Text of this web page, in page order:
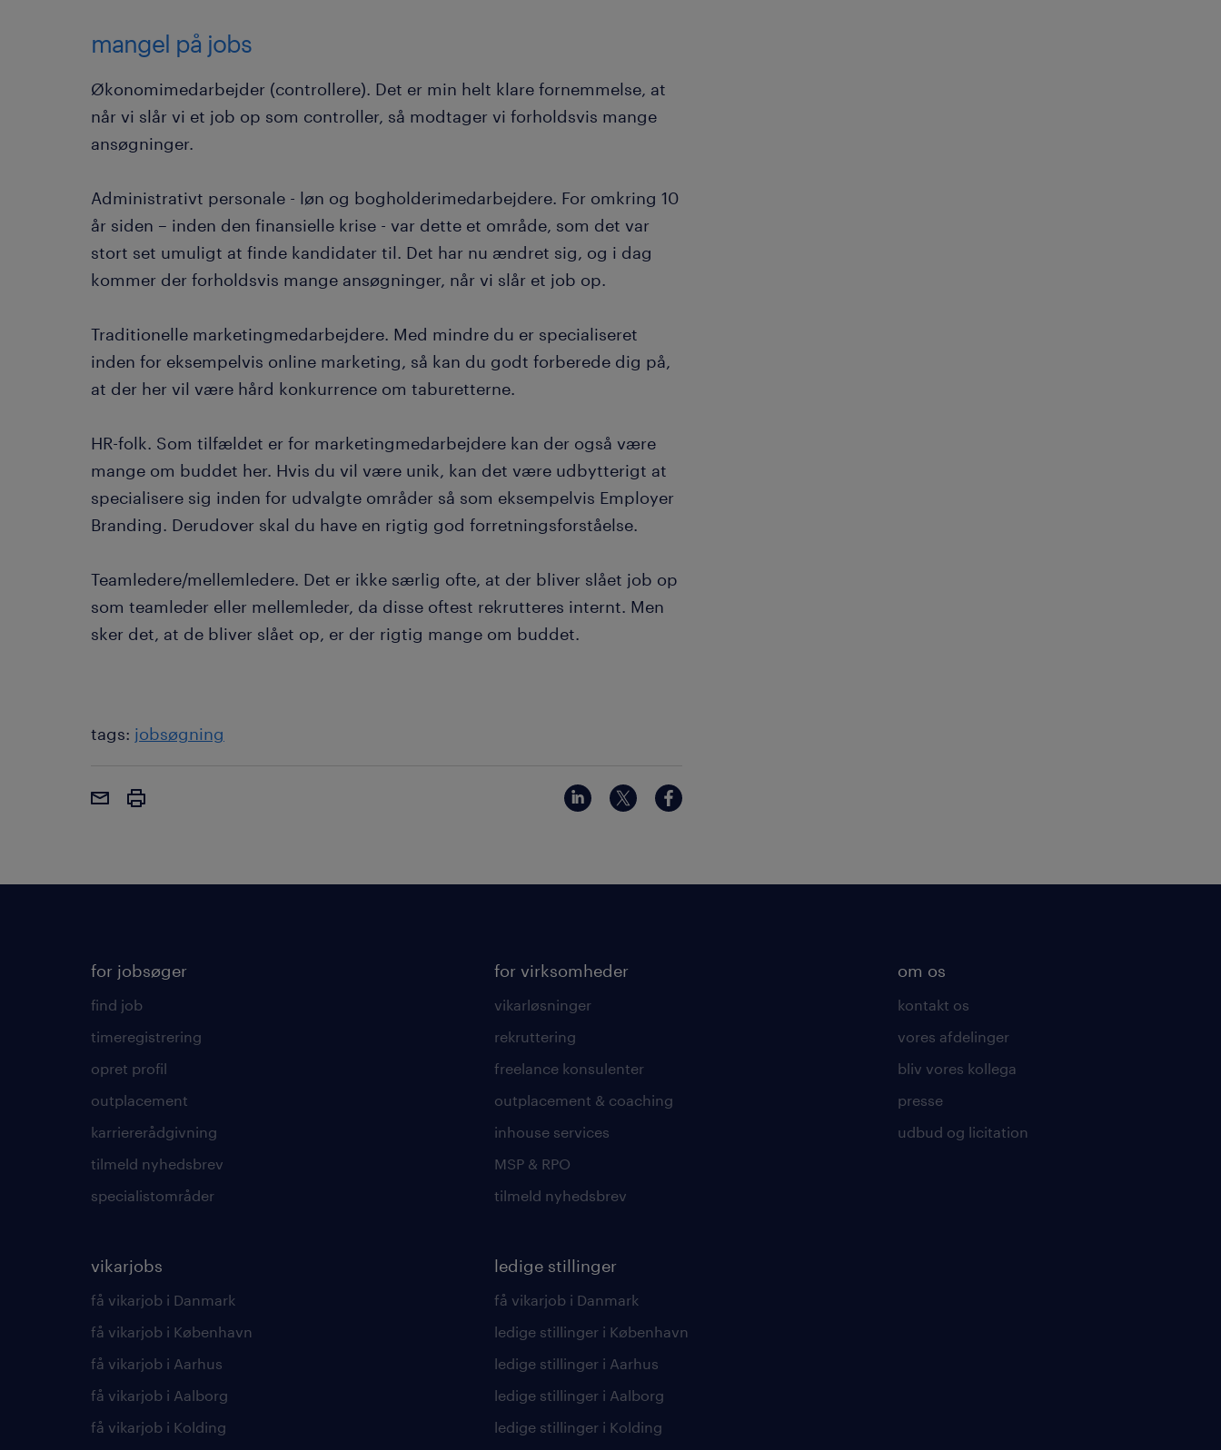
mangel på jobs
Økonomimedarbejder (controllere). Det er min helt klare fornemmelse, at
når vi slår vi et job op som controller, så modtager vi forholdsvis mange
ansøgninger.
Administrativt personale - løn og bogholderimedarbejdere. For omkring 10
år siden – inden den finansielle krise - var dette et område, som det var
stort set umuligt at finde kandidater til. Det har nu ændret sig, og i dag
kommer der forholdsvis mange ansøgninger, når vi slår et job op.
Traditionelle marketingmedarbejdere. Med mindre du er specialiseret
inden for eksempelvis online marketing, så kan du godt forberede dig på,
at der her vil være hård konkurrence om taburetterne.
HR-folk. Som tilfældet er for marketingmedarbejdere kan der også være
mange om buddet her. Hvis du vil være unik, kan det være udbytterigt at
specialisere sig inden for udvalgte områder så som eksempelvis Employer
Branding. Derudover skal du have en rigtig god forretningsforståelse.
Teamledere/mellemledere. Det er ikke særlig ofte, at der bliver slået job op
som teamleder eller mellemleder, da disse oftest rekrutteres internt. Men
sker det, at de bliver slået op, er der rigtig mange om buddet.
tags: jobsøgning
for jobsøger
find job
timeregistrering
opret profil
outplacement
karriererådgivning
tilmeld nyhedsbrev
specialistområder
vikarjobs
få vikarjob i Danmark
få vikarjob i København
få vikarjob i Aarhus
få vikarjob i Aalborg
få vikarjob i Kolding
for virksomheder
vikarløsninger
rekruttering
freelance konsulenter
outplacement & coaching
inhouse services
MSP & RPO
tilmeld nyhedsbrev
ledige stillinger
få vikarjob i Danmark
ledige stillinger i København
ledige stillinger i Aarhus
ledige stillinger i Aalborg
ledige stillinger i Kolding
om os
kontakt os
vores afdelinger
bliv vores kollega
presse
udbud og licitation